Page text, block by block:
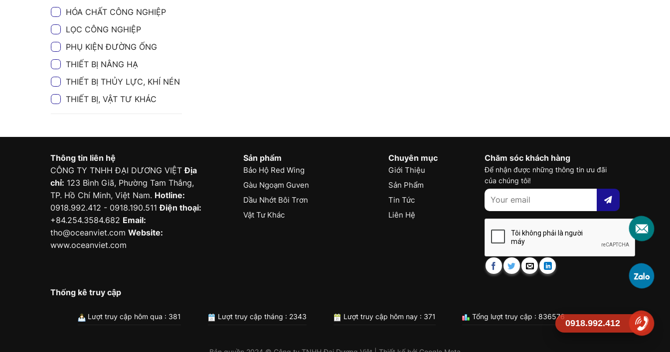
HÓA CHẤT CÔNG NGHIỆP
LỌC CÔNG NGHIỆP
PHỤ KIỆN ĐƯỜNG ỐNG
THIẾT BỊ NÂNG HẠ
THIẾT BỊ THỦY LỰC, KHÍ NÉN
THIẾT BỊ, VẬT TƯ KHÁC
Thông tin liên hệ
CÔNG TY TNHH ĐẠI DƯƠNG VIỆTĐịa
chỉ: 123 Bình Giã, Phường Tam Thắng,
TP. Hồ Chí Minh, Việt Nam. Hotline:
0918.992.412 - 0918.190.511Điện thoại:
+84.254.3584.682 Email:
tho@oceanviet.com Website:
www.oceanviet.com
Sản phẩm
Bảo Hộ Red Wing
Gàu Ngoạm Guven
Dầu Nhớt Bôi Trơn
Vật Tư Khác
Chuyên mục
Giới Thiệu
Sản Phẩm
Tin Tức
Liên Hệ
Chăm sóc khách hàng
Để nhận được những thông tin ưu đãi
của chúng tôi!
Thống kê truy cập
Lượt truy cập hôm qua : 381 Lượt truy cập tháng : 2343 Lượt truy cập hôm nay : 371 Tổng lượt truy cập : 836576
0918.992.412